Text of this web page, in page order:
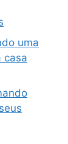
uma
casa